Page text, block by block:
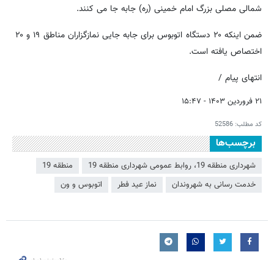
شمالی مصلی بزرگ امام خمینی (ره) جابه جا می کنند.
اختصاص یافته است.
انتهای پیام /
۲۱ فروردین ۱۴۰۳ - ۱۵:۴۷
کد مطلب: 52586
برچسب‌ها
شهرداری منطقه 19، روابط عمومی شهرداری منطقه 19
منطقه 19
خدمت رسانی به شهروندان
نماز عید فطر اتوبوس و ون